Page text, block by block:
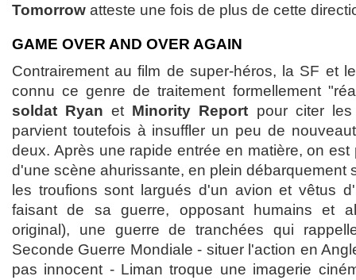
Tomorrow atteste une fois de plus de cette
GAME OVER AND OVER AGAIN
Contrairement au film de super-héros, la SF et
connu ce genre de traitement formellement
soldat Ryan et Minority Report pour citer les
parvient toutefois à insuffler un peu de
deux. Après une rapide entrée en matière, on
d'une scène ahurissante, en plein débarquement
les troufions sont largués d'un avion et vêtus
faisant de sa guerre, opposant humains et
original), une guerre de tranchées qui
Seconde Guerre Mondiale - situer l'action en
pas innocent - Liman troque une imagerie